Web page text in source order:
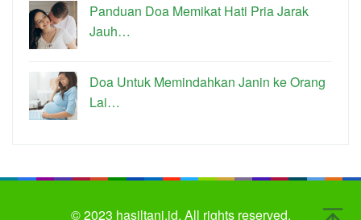
Panduan Doa Memikat Hati Pria Jarak
Jauh…
Doa Untuk Memindahkan Janin ke Orang
Lai…
© 2023 hasiltani.id. All rights reserved.